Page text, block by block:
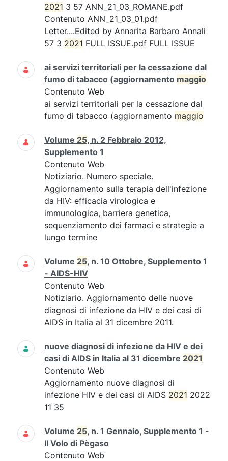
2021 3 57 ANN_21_03_ROMANE.pdf
Contenuto ANN_21_03_01.pdf
Letter....Edited by Annarita Barbaro Annali
57 3 2021 FULL ISSUE.pdf FULL ISSUE
ai servizi territoriali per la cessazione dal
fumo di tabacco (aggiornamento maggio
Contenuto Web
ai servizi territoriali per la cessazione dal
fumo di tabacco (aggiornamento maggio
Volume 25, n. 2 Febbraio 2012,
Supplemento 1
Contenuto Web
Notiziario. Numero speciale.
Aggiornamento sulla terapia dell'infezione
da HIV: efficacia virologica e
immunologica, barriera genetica,
sequenziamento dei farmaci e strategie a
lungo termine
Volume 25, n. 10 Ottobre, Supplemento 1
- AIDS-HIV
Contenuto Web
Notiziario. Aggiornamento delle nuove
diagnosi di infezione da HIV e dei casi di
AIDS in Italia al 31 dicembre 2011.
nuove diagnosi di infezione da HIV e dei
casi di AIDS in Italia al 31 dicembre 2021
Contenuto Web
Aggiornamento nuove diagnosi di
infezione HIV e dei casi di AIDS 2021 2022
11 35
Volume 25, n. 1 Gennaio, Supplemento 1 -
Il Volo di Pègaso
Contenuto Web